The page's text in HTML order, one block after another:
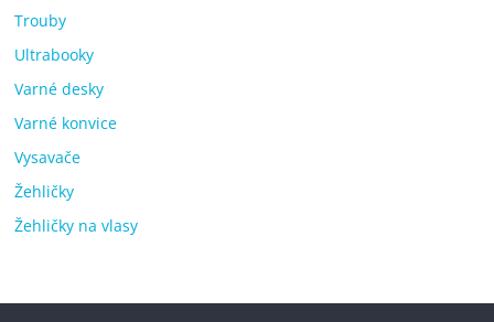
Trouby
Ultrabooky
Varné desky
Varné konvice
Vysavače
Žehličky
Žehličky na vlasy